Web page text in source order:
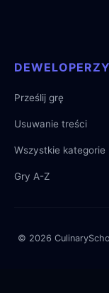
DEWELOPERZY
Prześlij grę
Usuwanie treści
Wszystkie kategorie
Gry A-Z
© 2026